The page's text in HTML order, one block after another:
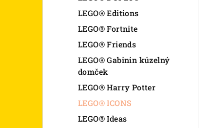
LEGO® Editions
LEGO® Fortnite
LEGO® Friends
LEGO® Gabinin kúzelný
domček
LEGO® Harry Potter
LEGO® ICONS
LEGO® Ideas